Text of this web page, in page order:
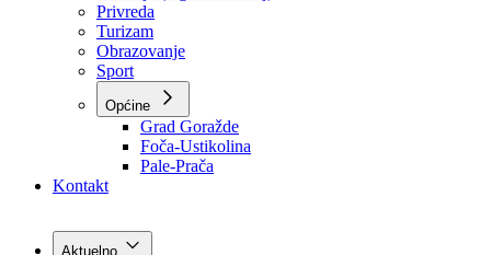
O kantonu
Simboli kantona (Grb, zastava)
Historija (digitalni muzej)
Privreda
Turizam
Obrazovanje
Sport
Općine
Kontakt